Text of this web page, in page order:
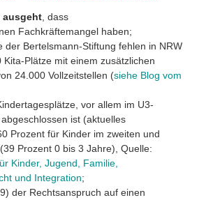
ausgeht, dass
Fachkräftemangel haben;
der Bertelsmann-Stiftung fehlen in NRW
Plätze mit einem zusätzlichen
24.000 Vollzeitstellen (siehe Blog vom
vor allem im U3-
ist (aktuelles
Prozent für Kinder im zweiten und
Prozent 0 bis 3 Jahre), Quelle:
Kinder, Jugend, Familie,
und Integration;
der Rechtsanspruch auf einen